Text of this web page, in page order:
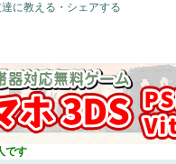
に教える・シェアする
です